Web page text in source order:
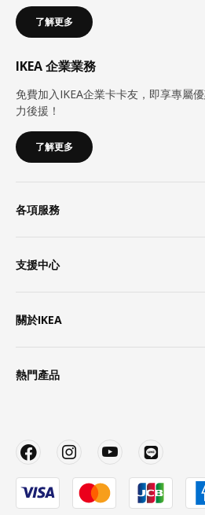
了解更多
IKEA 企業業務
免費加入IKEA企業卡卡友，即享專屬
力後援！
了解更多
各項服務
支援中心
關於IKEA
熱門產品